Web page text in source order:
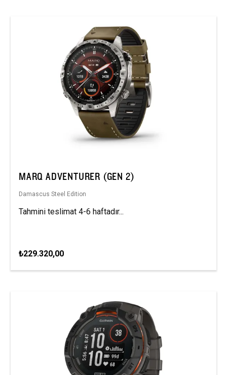
MARQ ADVENTURER (GEN 2)
Damascus Steel Edition
Tahmini teslimat 4-6 haftadır...
₺229.320,00